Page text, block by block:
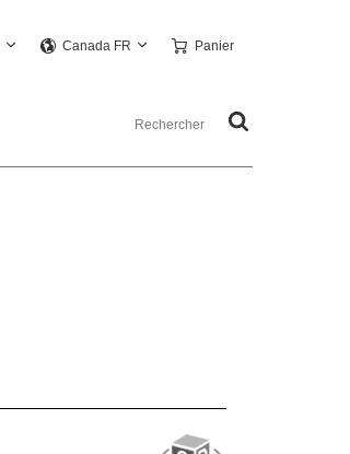
Canada FR Panier